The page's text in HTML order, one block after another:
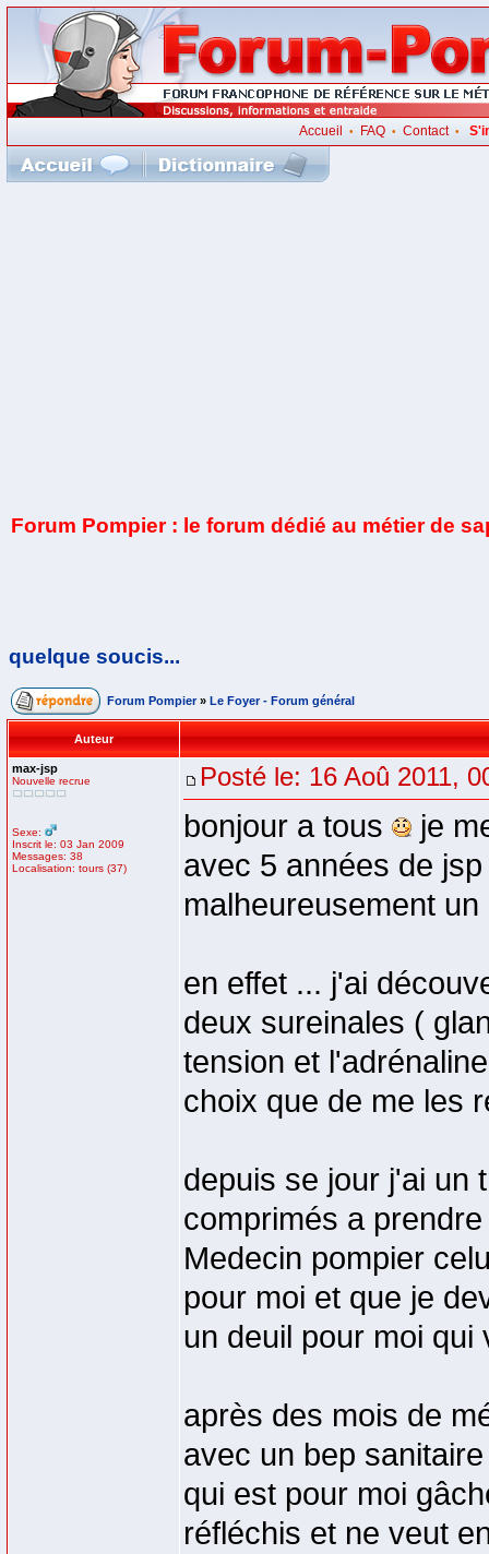
Accueil • FAQ• Contact•
Forum Pompier : le forum dédié au métier de
quelque soucis...
Forum Pompier » Le Foyer - Forum général
Auteur
max-jsp
Nouvelle recrue
Sexe:
Inscrit le: 03 Jan 2009
Messages: 38
Localisation: tours (37)
Posté le: 16 Aoû 2011,
bonjour a tous
je
avec 5 années de
malheureusement
en effet ... j'ai
deux sureinales (
tension et
choix que de me les
depuis se jour j'ai un
comprimés a
Medecin pompier
pour moi et que je
un deuil pour moi
après des mois de
avec un bep
qui est pour moi
réfléchis et ne veut